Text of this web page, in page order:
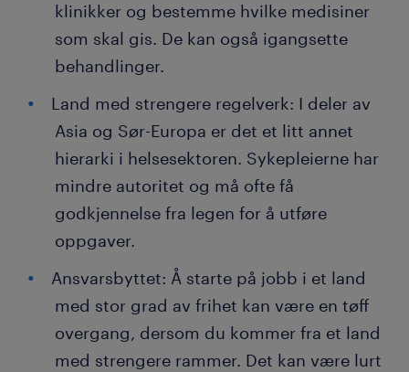
klinikker og bestemme hvilke medisiner
som skal gis. De kan også igangsette
behandlinger.
Land med strengere regelverk: I deler av
Asia og Sør-Europa er det et litt annet
hierarki i helsesektoren. Sykepleierne har
mindre autoritet og må ofte få
godkjennelse fra legen for å utføre
oppgaver.
Ansvarsbyttet: Å starte på jobb i et land
med stor grad av frihet kan være en tøff
overgang, dersom du kommer fra et land
med strengere rammer. Det kan være lurt